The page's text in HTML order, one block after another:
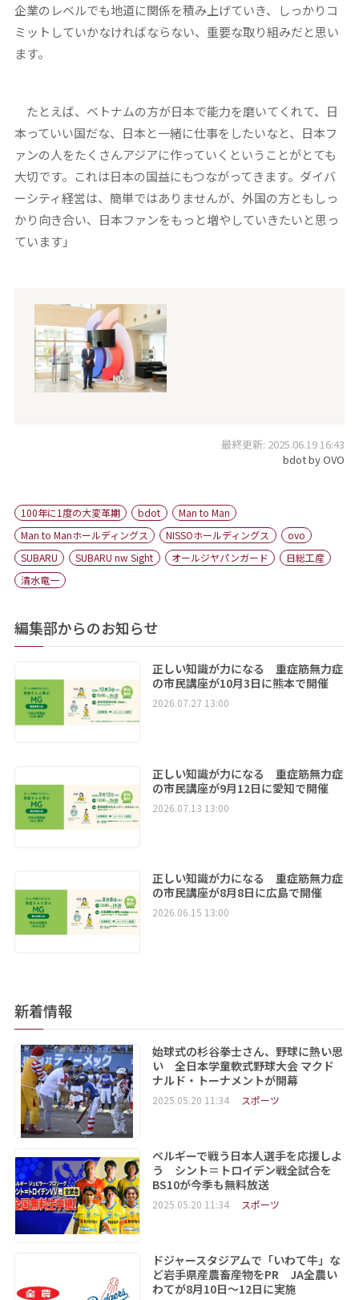
企業のレベルでも地道に関係を積み上げていき、しっかりコ
ミットしていかなければならない、重要な取り組みだと思い
ます。
たとえば、ベトナムの方が日本で能力を磨いてくれて、日
本っていい国だな、日本と一緒に仕事をしたいなと、日本フ
ァンの人をたくさんアジアに作っていくということがとても
大切です。これは日本の国益にもつながってきます。ダイバ
ーシティ経営は、簡単ではありませんが、外国の方ともしっ
かり向き合い、日本ファンをもっと増やしていきたいと思っ
ています」
最終更新: 2025.06.19 16:43
bdot by OVO
100年に1度の大変革期 bdot
Man to Man
Man to Manホールディングス
NISSOホールディングス
ovo
SUBARU
SUBARU nw Sight オールジヤパンガード
日総工産
清水竜一
編集部からのお知らせ
正しい知識が力になる 重症筋無力症
の市民講座が10月3日に熊本で開催
2026.07.27 13:00
正しい知識が力になる 重症筋無力症
の市民講座が9月12日に愛知で開催
2026.07.13 13:00
正しい知識が力になる 重症筋無力症
の市民講座が8月8日に広島で開催
2026.06.15 13:00
新着情報
始球式の杉谷拳士さん、野球に熱い思
い 全日本学童軟式野球大会 マクド
ナルド・トーナメントが開幕
2025.05.20 11:34 スポーツ
ベルギーで戦う日本人選手を応援しよ
う シント＝トロイデン戦全試合を
BS10が今季も無料放送
2025.05.20 11:34 スポーツ
ドジャースタジアムで「いわて牛」な
ど岩手県産農畜産物をPR JA全農い
わてが8月10日～12日に実施